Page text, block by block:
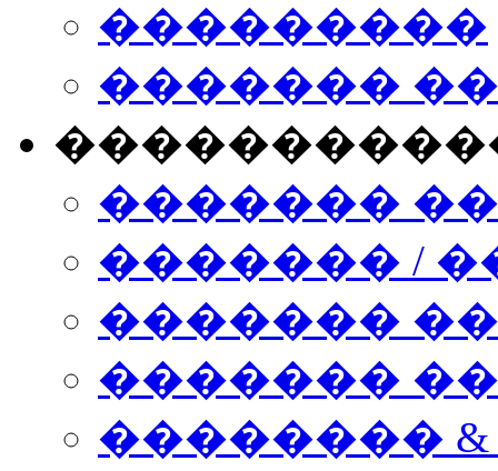
���������
�������
�������
������� /
�������
������� ���
��������